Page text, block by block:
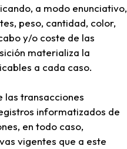
a modo enunciativo,
peso, cantidad, color,
y/o coste de las
materializa la
a cada caso.
las transacciones
informatizados de
en todo caso,
vigentes que a este